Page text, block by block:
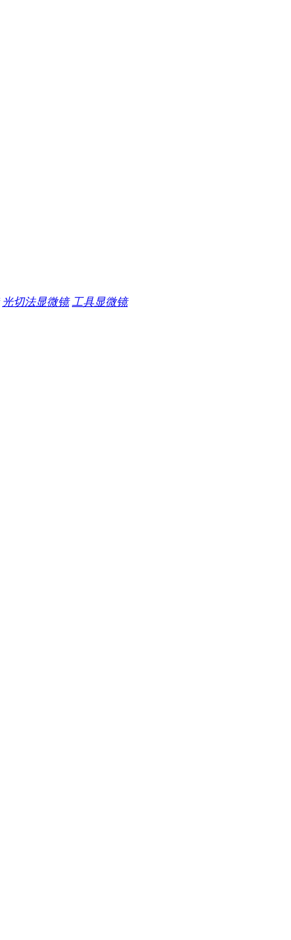
光切法显微镜 工具显微镜